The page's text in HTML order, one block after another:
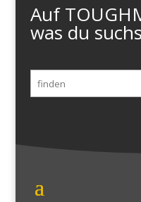
Auf
was du
Suchen
nach: